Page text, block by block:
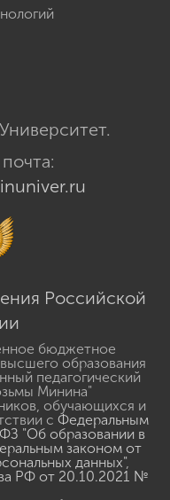
Российской
бюджетное
образования
педагогический
Минина"
обучающихся и
с Федеральным
"Об образовании в
законом от
данных",
РФ от 20.10.2021 №